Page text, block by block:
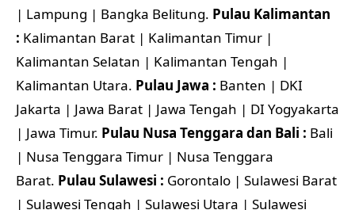
| Lampung | Bangka Belitung. Pulau Kalimantan
: Kalimantan Barat | Kalimantan Timur |
Kalimantan Selatan | Kalimantan Tengah |
Kalimantan Utara. Pulau Jawa : Banten | DKI
Jakarta | Jawa Barat | Jawa Tengah | DI Yogyakarta
| Jawa Timur. Pulau Nusa Tenggara dan Bali : Bali
| Nusa Tenggara Timur | Nusa Tenggara
Barat. Pulau Sulawesi : Gorontalo | Sulawesi Barat
| Sulawesi Tengah | Sulawesi Utara | Sulawesi